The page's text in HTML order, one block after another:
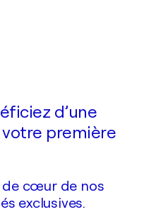
d’une
votre première
de cœur de nos
exclusives.